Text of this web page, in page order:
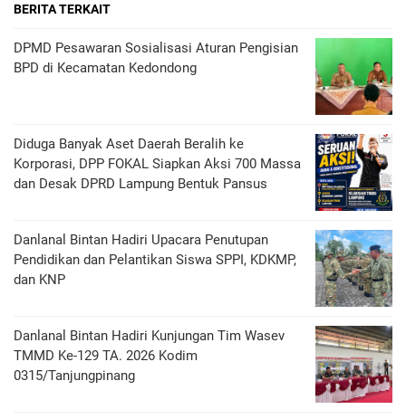
BERITA TERKAIT
DPMD Pesawaran Sosialisasi Aturan Pengisian
BPD di Kecamatan Kedondong
Diduga Banyak Aset Daerah Beralih ke
Korporasi, DPP FOKAL Siapkan Aksi 700 Massa
dan Desak DPRD Lampung Bentuk Pansus
Danlanal Bintan Hadiri Upacara Penutupan
Pendidikan dan Pelantikan Siswa SPPI, KDKMP,
dan KNP
Danlanal Bintan Hadiri Kunjungan Tim Wasev
TMMD Ke-129 TA. 2026 Kodim
0315/Tanjungpinang